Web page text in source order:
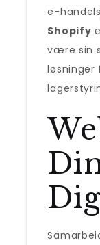
e-
Shopify
være sin
løsninger